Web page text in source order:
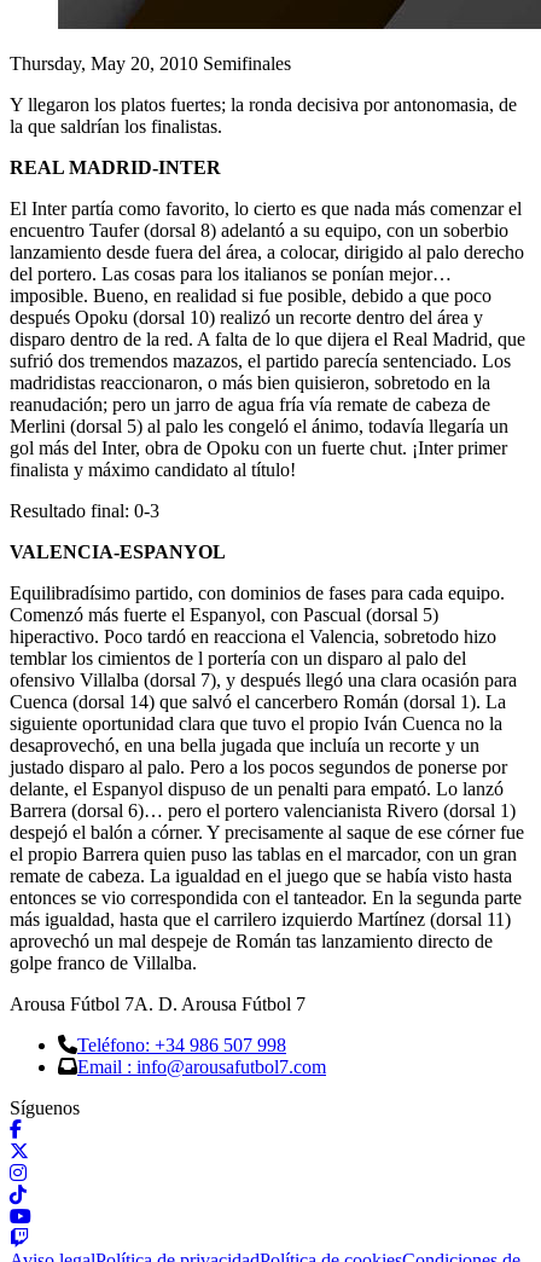
Thursday, May 20, 2010 Semifinales
Y llegaron los platos fuertes; la ronda decisiva por antonomasia, de
la que saldrían los finalistas.
REAL MADRID-INTER
El Inter partía como favorito, lo cierto es que nada más comenzar el
encuentro Taufer (dorsal 8) adelantó a su equipo, con un soberbio
lanzamiento desde fuera del área, a colocar, dirigido al palo derecho
del portero. Las cosas para los italianos se ponían mejor…
imposible. Bueno, en realidad si fue posible, debido a que poco
después Opoku (dorsal 10) realizó un recorte dentro del área y
disparo dentro de la red. A falta de lo que dijera el Real Madrid, que
sufrió dos tremendos mazazos, el partido parecía sentenciado. Los
madridistas reaccionaron, o más bien quisieron, sobretodo en la
reanudación; pero un jarro de agua fría vía remate de cabeza de
Merlini (dorsal 5) al palo les congeló el ánimo, todavía llegaría un
gol más del Inter, obra de Opoku con un fuerte chut. ¡Inter primer
finalista y máximo candidato al título!
Resultado final: 0-3
VALENCIA-ESPANYOL
Equilibradísimo partido, con dominios de fases para cada equipo.
Comenzó más fuerte el Espanyol, con Pascual (dorsal 5)
hiperactivo. Poco tardó en reacciona el Valencia, sobretodo hizo
temblar los cimientos de l portería con un disparo al palo del
ofensivo Villalba (dorsal 7), y después llegó una clara ocasión para
Cuenca (dorsal 14) que salvó el cancerbero Román (dorsal 1). La
siguiente oportunidad clara que tuvo el propio Iván Cuenca no la
desaprovechó, en una bella jugada que incluía un recorte y un
justado disparo al palo. Pero a los pocos segundos de ponerse por
delante, el Espanyol dispuso de un penalti para empató. Lo lanzó
Barrera (dorsal 6)… pero el portero valencianista Rivero (dorsal 1)
despejó el balón a córner. Y precisamente al saque de ese córner fue
el propio Barrera quien puso las tablas en el marcador, con un gran
remate de cabeza. La igualdad en el juego que se había visto hasta
entonces se vio correspondida con el tanteador. En la segunda parte
más igualdad, hasta que el carrilero izquierdo Martínez (dorsal 11)
aprovechó un mal despeje de Román tas lanzamiento directo de
golpe franco de Villalba.
Arousa Fútbol 7A. D. Arousa Fútbol 7
Teléfono: +34 986 507 998
Email : info@arousafutbol7.com
Síguenos